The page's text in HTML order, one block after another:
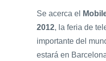
Se acerca el
2012, la feria de
importante del
estará en